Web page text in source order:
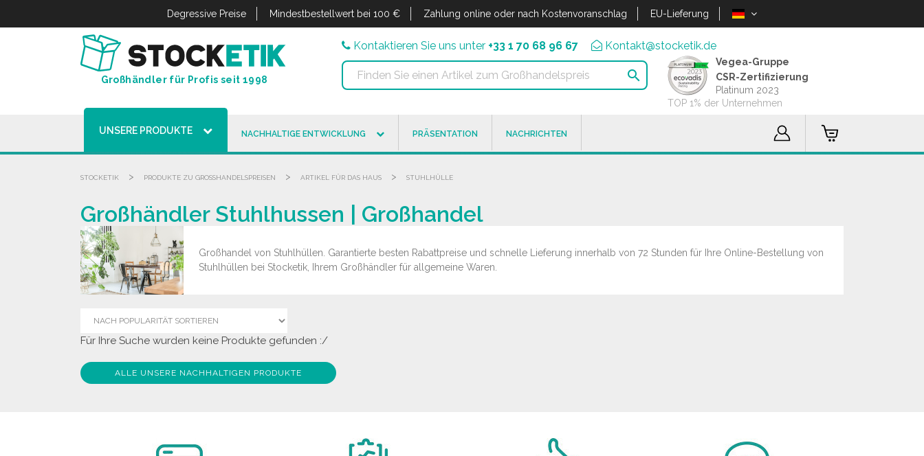
Degressive Preise Mindestbestellwert bei 100 € Zahlung online oder nach Kostenvoranschlag EU-Lieferung
Großhändler für Profis seit 1998
Kontaktieren Sie uns unter +33 1 70 68 96 67 Kontakt@stocketik.de

Vegea-Gruppe
CSR-Zertifizierung
Platinum 2023
TOP 1% der Unternehmen
UNSERE PRODUKTE NACHHALTIGE ENTWICKLUNG PRÄSENTATION NACHRICHTEN
STOCKETIK > PRODUKTE ZU GROSSHANDELSPREISEN > ARTIKEL FÜR DAS HAUS > STUHLHÜLLE
Großhändler Stuhlhussen | Großhandel
Großhandel von Stuhlhüllen. Garantierte besten Rabattpreise und schnelle Lieferung innerhalb von 72 Stunden für Ihre Online-Bestellung von
Stuhlhüllen bei Stocketik, Ihrem Großhändler für allgemeine Waren.
Für Ihre Suche wurden keine Produkte gefunden :/
ALLE UNSERE NACHHALTIGEN PRODUKTE